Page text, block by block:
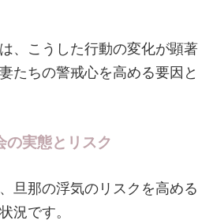
、こうした行動の変化が顕著
たちの警戒心を高める要因と
の実態とリスク
旦那の浮気のリスクを高める
況です。